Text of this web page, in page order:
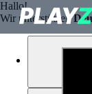
Hallo!
Wir unterstützen